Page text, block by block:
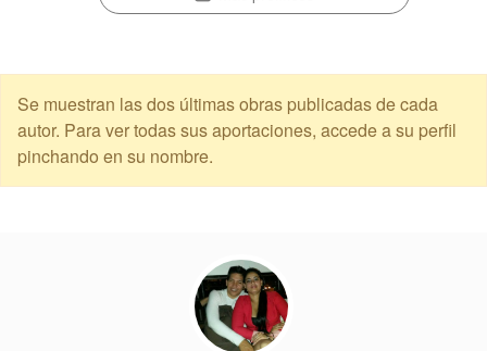
Se muestran las dos últimas obras publicadas de cada
autor. Para ver todas sus aportaciones, accede a su perfil
pinchando en su nombre.